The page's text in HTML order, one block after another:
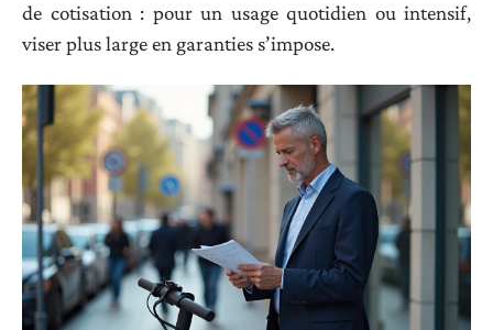
de cotisation : pour un usage quotidien ou intensif,
viser plus large en garanties s’impose.